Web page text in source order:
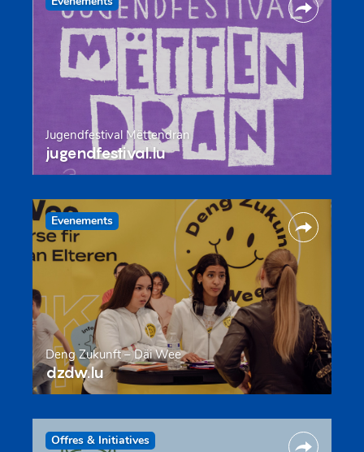
Jugendfestival Mëttendran
jugendfestival.lu
Evenements
Deng Zukunft – Däi Wee
dzdw.lu
Offres & Initiatives